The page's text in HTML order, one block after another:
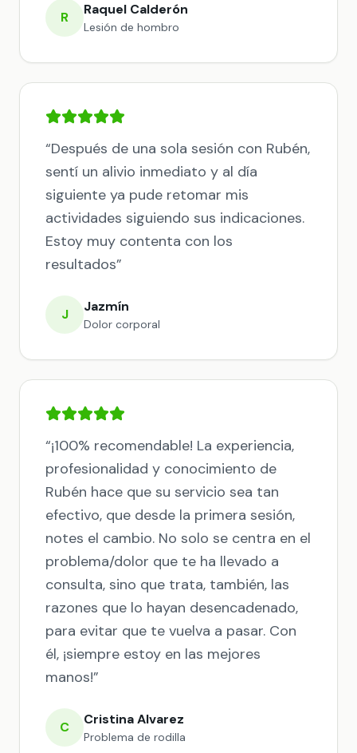
R Raquel Calderón
Lesión de hombro
“Después de una sola sesión con Rubén,
sentí un alivio inmediato y al día
siguiente ya pude retomar mis
actividades siguiendo sus indicaciones.
Estoy muy contenta con los
resultados”
J Jazmín
Dolor corporal
“¡100% recomendable! La experiencia,
profesionalidad y conocimiento de
Rubén hace que su servicio sea tan
efectivo, que desde la primera sesión,
notes el cambio. No solo se centra en el
problema/dolor que te ha llevado a
consulta, sino que trata, también, las
razones que lo hayan desencadenado,
para evitar que te vuelva a pasar. Con
él, ¡siempre estoy en las mejores
manos!”
C Cristina Alvarez
Problema de rodilla